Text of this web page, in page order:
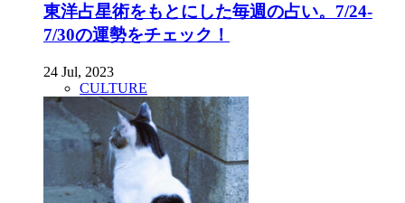
東洋占星術をもとにした毎週の占い。7/24-
7/30の運勢をチェック！
24 Jul, 2023
CULTURE